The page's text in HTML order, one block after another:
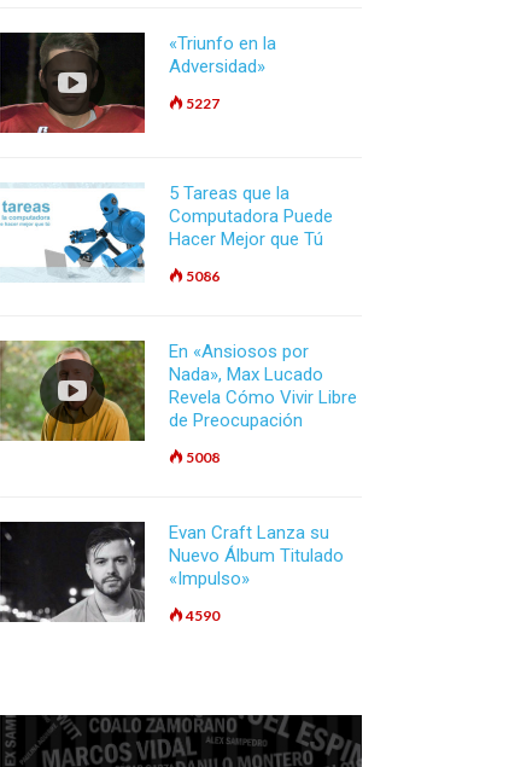
«Triunfo en la
Adversidad»
5227
5 Tareas que la
Computadora Puede
Hacer Mejor que Tú
5086
En «Ansiosos por
Nada», Max Lucado
Revela Cómo Vivir Libre
de Preocupación
5008
Evan Craft Lanza su
Nuevo Álbum Titulado
«Impulso»
4590